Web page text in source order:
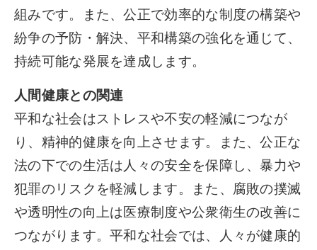
組みです。また、公正で効率的な制度の構築や
紛争の予防・解決、平和構築の強化を通じて、
持続可能な発展を達成します。
人間健康との関連
平和な社会はストレスや不安の軽減につなが
り、精神的健康を向上させます。また、公正な
法の下での生活は人々の安全を保障し、暴力や
犯罪のリスクを軽減します。また、腐敗の撲滅
や透明性の向上は医療制度や公衆衛生の改善に
つながります。平和な社会では、人々が健康的